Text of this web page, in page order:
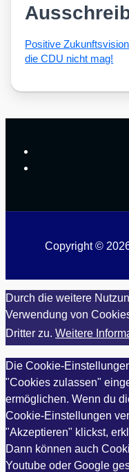
Posi­ti­ve
die CDU nicht mag!
Copyright ©
Durch die weitere
Verwendung von
Dritter zu. Weitere
Die Cookie-
"Cookies zulassen"
ermöglichen. Wenn du
Cookie-Einstellungen
"Akzeptieren" klickst,
Dann können auch
Youtube oder Google